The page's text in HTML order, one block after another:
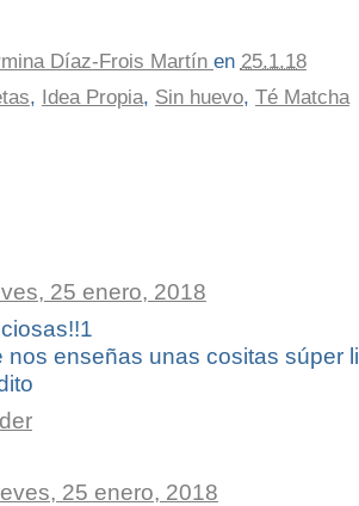
Díaz-Frois Martín en 25.1.18
, Idea Propia, Sin huevo, Té Matcha
25 enero, 2018
nos enseñas unas cositas súper
25 enero, 2018